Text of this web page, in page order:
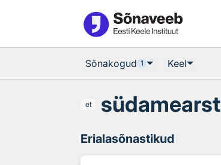
Sõnakogud 1 Keel
et südamearst
Erialasõnastikud